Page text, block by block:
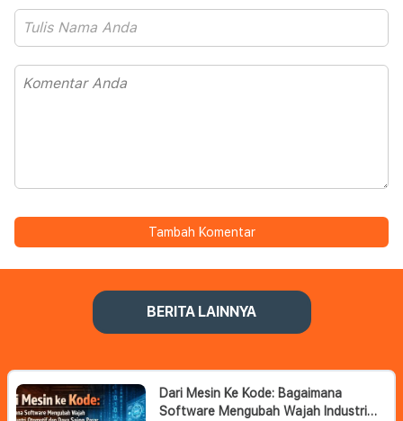
Tambah Komentar
BERITA LAINNYA
Dari Mesin Ke Kode: Bagaimana
Software Mengubah Wajah Industri